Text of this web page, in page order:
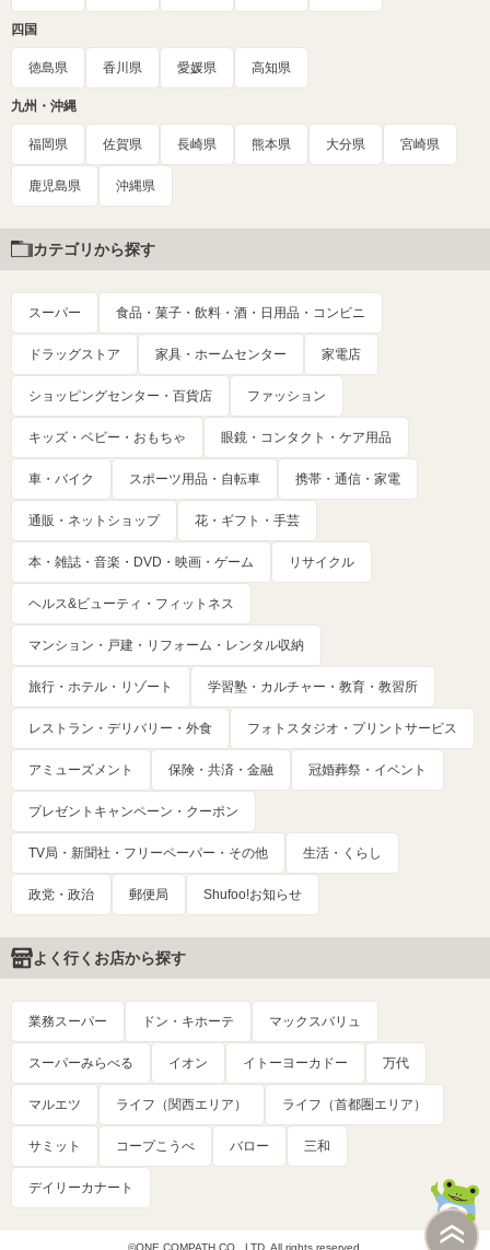
四国
徳島県 香川県 愛媛県 高知県
九州・沖縄
福岡県 佐賀県 長崎県 熊本県 大分県 宮崎県
鹿児島県 沖縄県
カテゴリから探す
スーパー 食品・菓子・飲料・酒・日用品・コンビニ
ドラッグストア 家具・ホームセンター 家電店
ショッピングセンター・百貨店 ファッション
キッズ・ベビー・おもちゃ 眼鏡・コンタクト・ケア用品
車・バイク スポーツ用品・自転車 携帯・通信・家電
通販・ネットショップ 花・ギフト・手芸
本・雑誌・音楽・DVD・映画・ゲーム リサイクル
ヘルス&ビューティ・フィットネス
マンション・戸建・リフォーム・レンタル収納
旅行・ホテル・リゾート 学習塾・カルチャー・教育・教習所
レストラン・デリバリー・外食 フォトスタジオ・プリントサービス
アミューズメント 保険・共済・金融 冠婚葬祭・イベント
プレゼントキャンペーン・クーポン
TV局・新聞社・フリーペーパー・その他 生活・くらし
政党・政治 郵便局 Shufoo!お知らせ
よく行くお店から探す
業務スーパー ドン・キホーテ マックスバリュ
スーパーみらべる イオン イトーヨーカドー 万代
マルエツ ライフ（関西エリア） ライフ（首都圏エリア）
サミット コープこうべ バロー 三和
デイリーカナート
©ONE COMPATH CO., LTD. All rights reserved.